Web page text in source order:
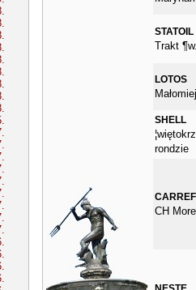
STATOIL
Trakt
LOTOS
SHELL
rondzie
CH